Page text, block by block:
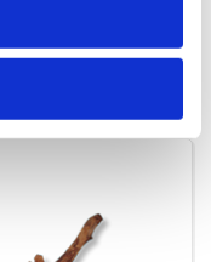
Køb nu